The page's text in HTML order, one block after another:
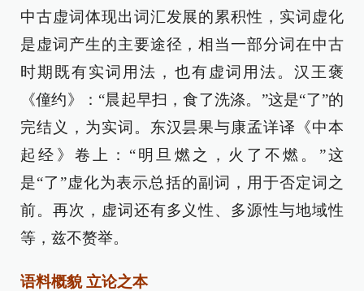
中古虚词体现出词汇发展的累积性，实词虚化
是虚词产生的主要途径，相当一部分词在中古
时期既有实词用法，也有虚词用法。汉王褒
《僮约》：“晨起早扫，食了洗涤。”这是“了”的
完结义，为实词。东汉昙果与康孟详译《中本
起经》卷上：“明旦燃之，火了不燃。”这
是“了”虚化为表示总括的副词，用于否定词之
前。再次，虚词还有多义性、多源性与地域性
等，兹不赘举。
语料概貌 立论之本